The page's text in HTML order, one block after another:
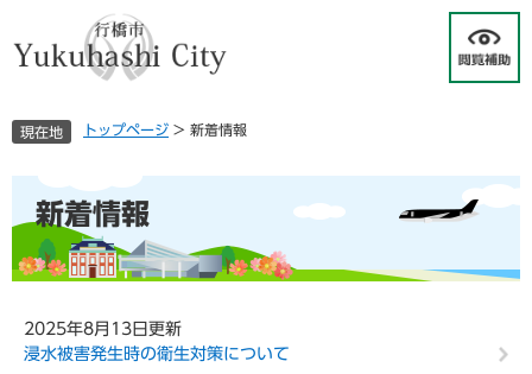
へ
現在地 トップページ > 新着情報
新着情報
2025年8月13日更新
浸水被害発生時の衛生対策について